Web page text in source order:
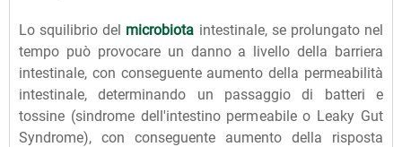
Lo squilibrio del microbiota intestinale, se prolungato nel
tempo può provocare un danno a livello della barriera
intestinale, con conseguente aumento della permeabilità
intestinale, determinando un passaggio di batteri e
tossine (sindrome dell'intestino permeabile o Leaky Gut
Syndrome), con conseguente aumento della risposta